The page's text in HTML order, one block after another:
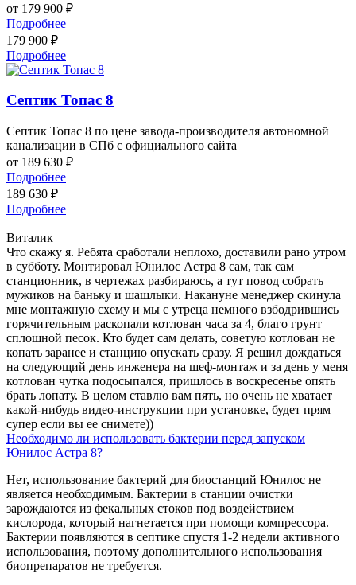
от 179 900 ₽
Подробнее
179 900 ₽
Подробнее
Септик Топас 8
Септик Топас 8 по цене завода-производителя автономной
канализации в СПб с официального сайта
от 189 630 ₽
Подробнее
189 630 ₽
Подробнее
Виталик
Что скажу я. Ребята сработали неплохо, доставили рано утром
в субботу. Монтировал Юнилос Астра 8 сам, так сам
станционник, в чертежах разбираюсь, а тут повод собрать
мужиков на баньку и шашлыки. Накануне менеджер скинула
мне монтажную схему и мы с утреца немного взбодрившись
горячительным раскопали котлован часа за 4, благо грунт
сплошной песок. Кто будет сам делать, советую котлован не
копать заранее и станцию опускать сразу. Я решил дождаться
на следующий день инженера на шеф-монтаж и за день у меня
котлован чутка подосыпался, пришлось в воскресенье опять
брать лопату. В целом ставлю вам пять, но очень не хватает
какой-нибудь видео-инструкции при установке, будет прям
супер если вы ее снимете))
Необходимо ли использовать бактерии перед запуском
Юнилос Астра 8?
Нет, использование бактерий для биостанций Юнилос не
является необходимым. Бактерии в станции очистки
зарождаются из фекальных стоков под воздействием
кислорода, который нагнетается при помощи компрессора.
Бактерии появляются в септике спустя 1-2 недели активного
использования, поэтому дополнительного использования
биопрепаратов не требуется.